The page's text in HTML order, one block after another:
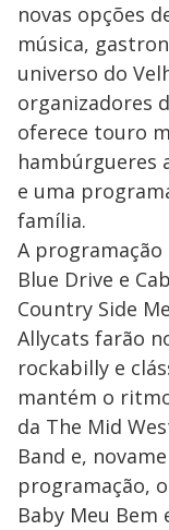
novas opções
música,
universo do
organizadores
oferece touro
hambúrgueres
e uma
família.
A
Blue Drive e
Country Side
Allycats farão
rockabilly e
mantém o
da The Mid
Band e,
programação,
Baby Meu Bem